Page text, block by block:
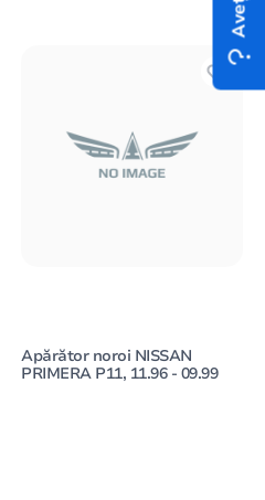
Apărător noroi NISSAN
PRIMERA P11, 11.96 - 09.99